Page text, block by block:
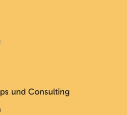
und Consulting